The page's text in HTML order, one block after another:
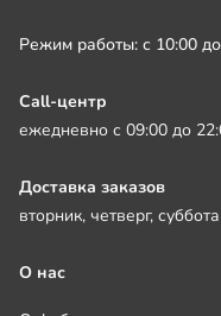
Режим работы: с 10:00
Call-центр
ежедневно с 09:00 до
Доставка заказов
вторник, четверг, суббота
О нас